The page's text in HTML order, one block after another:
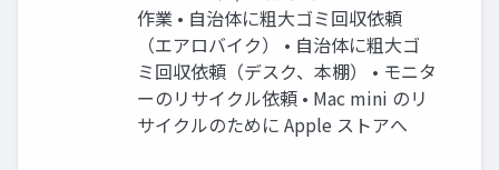
作業 • 自治体に粗大ゴミ回収依頼
（エアロバイク） • 自治体に粗大ゴ
ミ回収依頼（デスク、本棚） • モニタ
ーのリサイクル依頼 • Mac mini のリ
サイクルのために Apple ストアへ